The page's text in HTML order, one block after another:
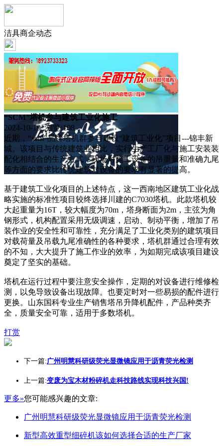
洁具商企动态
“SCM”塔机参与建筑工业化施工
2024-10-19 浏览:108
近期，“scm”品牌塔机群参与建设“建筑工业化”项目---锦丰新
城。该项目与传统建筑业相比，实行生产工厂化与施工安装装
配化相结合的生产方式，现场对施工设备的吊重量和准确九尾
等方面的要求比传统建筑对设备的要求有显著的提高。
基于建筑工业化项目的上述特点，这一西南地区建筑工业化战
略实施的标准性项目较终选择川建的C7030塔机。此款塔机较
大起重量为16T，较大幅度为70m，塔身断面为2m，主弦为角
钢形式，机构配置采用无级调速，启动、制动平衡，增加了吊
装作业的安全性和可靠性，充分满足了工业化类别的建筑项目
对载荷量及吊载九尾准确性的各种要求，塔机群通过合理有效
的不知，大大提升了施工作业的效率，为如期完成该项目建设
奠定了坚实的基础。
塔机在运行过程中要注意安全操作，定期的对设备进行维修检
测，以免导致设备出现故障。也要定时对一些易损的配件进行
更换。山东国科专业生产销售塔吊升降机配件，产品种类齐
全，质量安全可靠，适用于多数塔机。
打赏
下一篇:广州明慧科研级荧光显微镜应用于沥青荧光检测
上一篇:变废为宝木材粉碎机走科技路线实现科技兴国!
更多»您可能感兴趣的文章:
广州明慧科研级荧光显微镜应用于沥青荧光检测
新型高效重型细碎机该如何选择合适的生产厂家